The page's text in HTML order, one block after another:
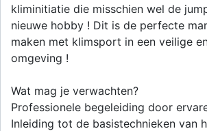
kliminitiatie die misschien wel de
nieuwe hobby ! Dit is de perfecte
maken met klimsport in een veilige
omgeving !
Wat mag je verwachten?
Professionele begeleiding door
Inleiding tot de basistechnieken van